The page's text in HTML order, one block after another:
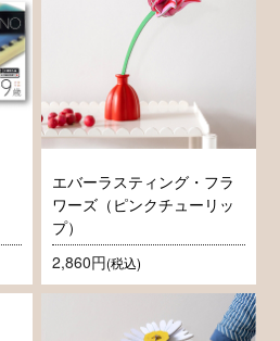
エバーラスティング・フラ
ワーズ（ピンクチューリッ
プ）
2,860円(税込)